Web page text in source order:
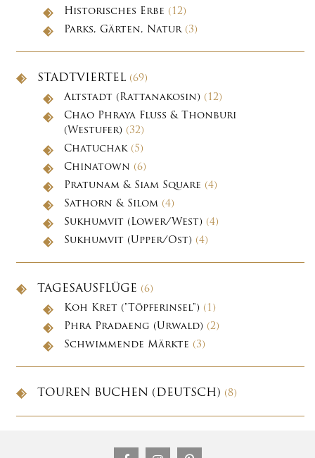
Historisches Erbe (12)
Parks, Gärten, Natur(3)
STADTVIERTEL (69)
Altstadt (Rattanakosin) (12)
Chao Phraya Fluss & Thonburi
(Westufer) (32)
Chatuchak(5)
Chinatown (6)
Pratunam & Siam Square (4)
Sathorn & Silom (4)
Sukhumvit (Lower/West) (4)
Sukhumvit (Upper/Ost) (4)
TAGESAUSFLÜGE (6)
Koh Kret ("Töpferinsel") (1)
Phra Pradaeng (Urwald) (2)
Schwimmende Märkte (3)
TOUREN BUCHEN (DEUTSCH) (8)